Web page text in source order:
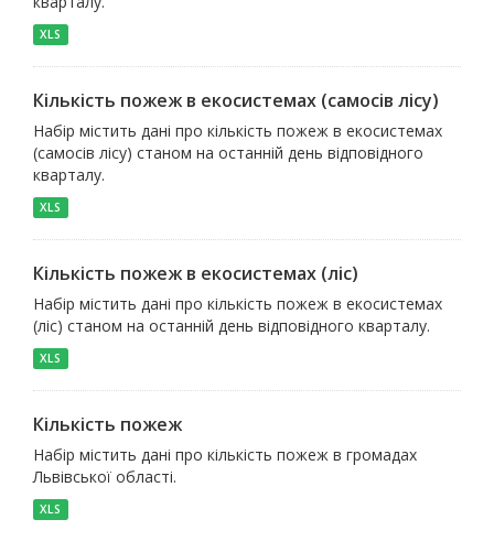
XLS
Кількість пожеж в екосистемах (самосів лісу)
Набір містить дані про кількість пожеж в екосистемах
(самосів лісу) станом на останній день відповідного
кварталу.
XLS
Кількість пожеж в екосистемах (ліс)
Набір містить дані про кількість пожеж в екосистемах
(ліс) станом на останній день відповідного кварталу.
XLS
Кількість пожеж
Набір містить дані про кількість пожеж в громадах
Львівської області.
XLS